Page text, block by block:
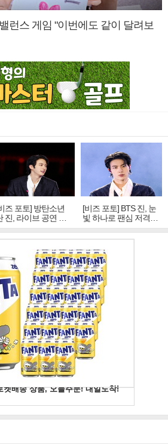
런스 게임 "이번에도 같이 달려보
즈 포토] 방탄소년
진, 라이브 공연 중
나는 독보적 아우라
[비즈 포토] BTS 진, 눈
빛 하나로 팬심 저격…
독보적 카리스마